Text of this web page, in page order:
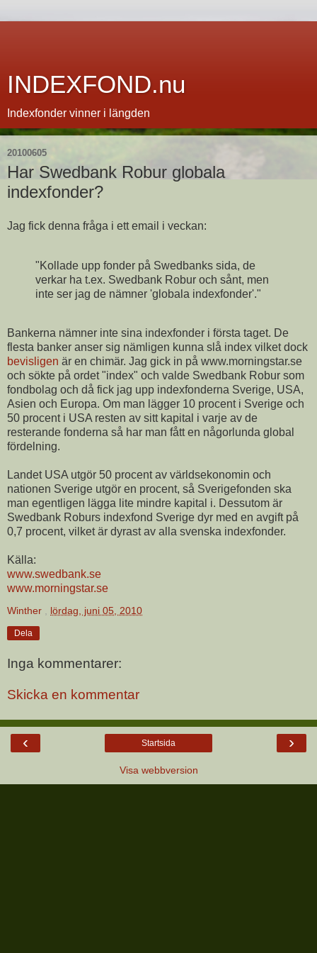
INDEXFOND.nu
Indexfonder vinner i längden
20100605
Har Swedbank Robur globala
indexfonder?
Jag fick denna fråga i ett email i veckan:
"Kollade upp fonder på Swedbanks sida, de
verkar ha t.ex. Swedbank Robur och sånt, men
inte ser jag de nämner 'globala indexfonder'."
Bankerna nämner inte sina indexfonder i första taget. De
flesta banker anser sig nämligen kunna slå index vilket dock
bevisligen är en chimär. Jag gick in på www.morningstar.se
och sökte på ordet "index" och valde Swedbank Robur som
fondbolag och då fick jag upp indexfonderna Sverige, USA,
Asien och Europa. Om man lägger 10 procent i Sverige och
50 procent i USA resten av sitt kapital i varje av de
resterande fonderna så har man fått en någorlunda global
fördelning.
Landet USA utgör 50 procent av världsekonomin och
nationen Sverige utgör en procent, så Sverigefonden ska
man egentligen lägga lite mindre kapital i. Dessutom är
Swedbank Roburs indexfond Sverige dyr med en avgift på
0,7 procent, vilket är dyrast av alla svenska indexfonder.
Källa:
www.swedbank.se
www.morningstar.se
Winther , lördag, juni 05, 2010
Dela
Inga kommentarer:
Skicka en kommentar
‹ ›
Startsida
Visa webbversion